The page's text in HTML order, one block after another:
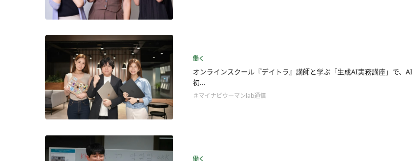
働く
オンラインスクール『デイトラ』講師と学ぶ「生成AI実務講座」で、AI
初...
＃マイナビウーマンlab通信
働く